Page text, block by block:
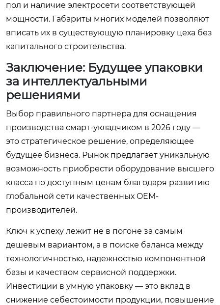
пол и наличие электросети соответствующей
мощности. Габариты многих моделей позволяют
вписать их в существующую планировку цеха без
капитального строительства.
Заключение: Будущее упаковки
за интеллектуальными
решениями
Выбор правильного партнера для оснащения
производства смарт-укладчиком в 2026 году —
это стратегическое решение, определяющее
будущее бизнеса. Рынок предлагает уникальную
возможность приобрести оборудование высшего
класса по доступным ценам благодаря развитию
глобальной сети качественных OEM-
производителей.
Ключ к успеху лежит не в погоне за самым
дешевым вариантом, а в поиске баланса между
технологичностью, надежностью компонентной
базы и качеством сервисной поддержки.
Инвестиции в умную упаковку — это вклад в
снижение себестоимости продукции, повышение